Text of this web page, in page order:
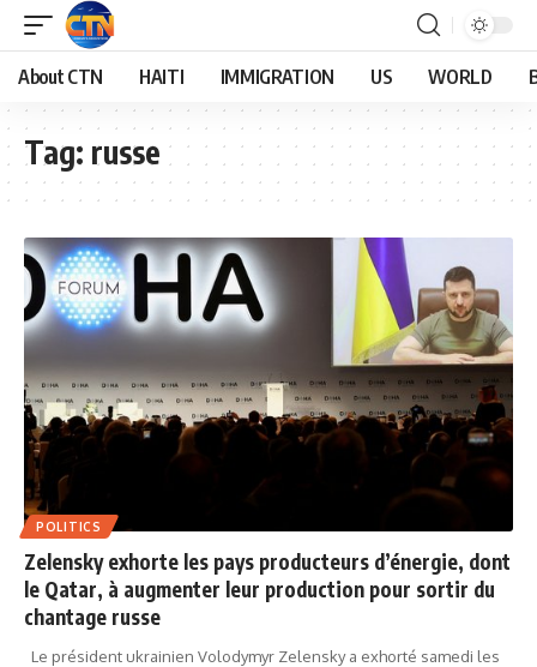
About CTN HAITI IMMIGRATION US WORLD
Tag: russe
POLITICS
Zelensky exhorte les pays producteurs d’énergie, dont
le Qatar, à augmenter leur production pour sortir du
chantage russe
Le président ukrainien Volodymyr Zelensky a exhorté samedi les